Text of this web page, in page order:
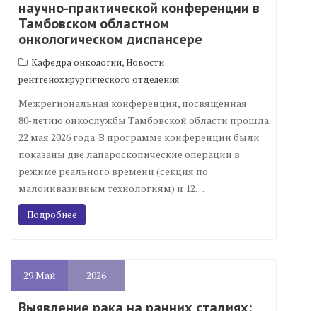
научно-практической конференции в
Тамбовском областном
онкологическом диспансере
Кафедра онкологии,Новости
рентгенохирургического отделения
Межрегиональная конференция, посвященная
80‑летию онкослужбы Тамбовской области прошла
22 мая 2026 года. В программе конференции были
показаны две лапароскопические операции в
режиме реального времени (секция по
малоинвазивным технологиям) и 12…
Подробнее
29Май 2026